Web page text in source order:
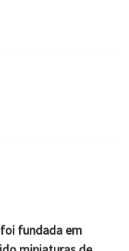
fundada em